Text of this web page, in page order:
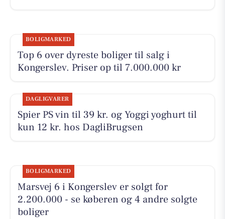
BOLIGMARKED
Top 6 over dyreste boliger til salg i
Kongerslev. Priser op til 7.000.000 kr
DAGLIGVARER
Spier PS vin til 39 kr. og Yoggi yoghurt til
kun 12 kr. hos DagliBrugsen
BOLIGMARKED
Marsvej 6 i Kongerslev er solgt for
2.200.000 - se køberen og 4 andre solgte
boliger